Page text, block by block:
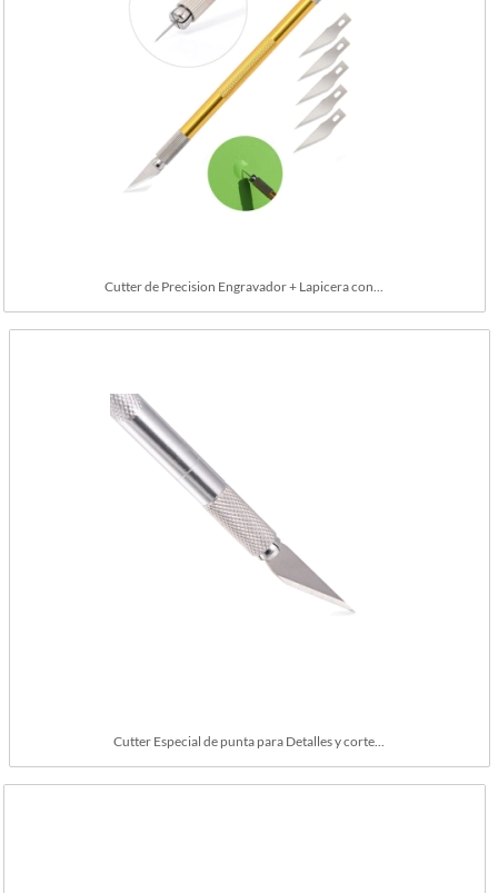
Cutter de Precision Engravador + Lapicera con...
Cutter Especial de punta para Detalles y corte...